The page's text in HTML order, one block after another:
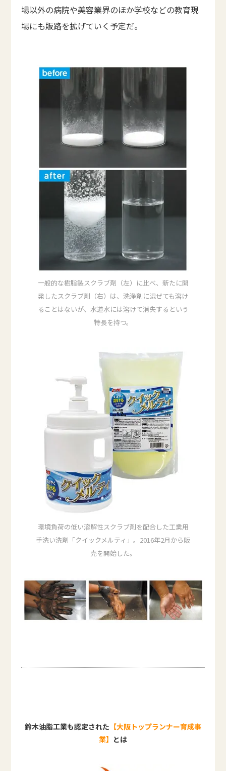
場以外の病院や美容業界のほか学校などの教育現
場にも販路を拡げていく予定だ。
一般的な樹脂製スクラブ剤（左）に比べ、新たに開
発したスクラブ剤（右）は、洗浄剤に混ぜても溶け
ることはないが、水道水には溶けて消失するという
特長を持つ。
環境負荷の低い溶解性スクラブ剤を配合した工業用
手洗い洗剤「クイックメルティ」。2016年2月から販
売を開始した。
鈴木油脂工業も認定された 【大阪トップランナー育成事
業】 とは